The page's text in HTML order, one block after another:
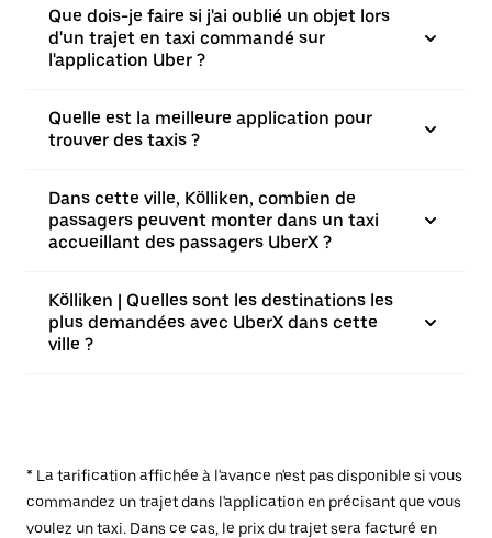
Que dois-je faire si j'ai oublié un objet lors
d'un trajet en taxi commandé sur
l'application Uber ?
Quelle est la meilleure application pour
trouver des taxis ?
Dans cette ville, Kölliken, combien de
passagers peuvent monter dans un taxi
accueillant des passagers UberX ?
Kölliken | Quelles sont les destinations les
plus demandées avec UberX dans cette
ville ?
* La tarification affichée à l'avance n'est pas disponible si vous
commandez un trajet dans l'application en précisant que vous
voulez un taxi. Dans ce cas, le prix du trajet sera facturé en